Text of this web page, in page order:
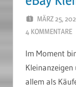
MÄRZ 25,
4 KOMMENTARE
Im Moment
allem als